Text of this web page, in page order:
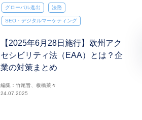
グローバル進出 法務
SEO・デジタルマーケティング
【2025年6月28日施行】欧州アク
セシビリティ法（EAA）とは？企
業の対策まとめ
編集：竹尾晋、板橋菜々
24.07.2025